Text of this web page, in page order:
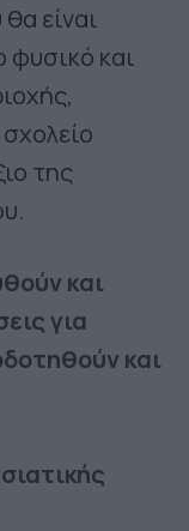
είναι
φυσικό και
της
και
για
και